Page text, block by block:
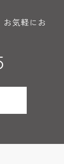
気軽にお